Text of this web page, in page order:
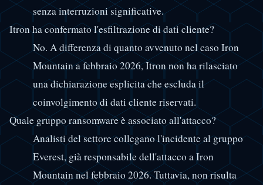
senza interruzioni significative.
Itron ha confermato l'esfiltrazione di dati cliente?
No. A differenza di quanto avvenuto nel caso Iron
Mountain a febbraio 2026, Itron non ha rilasciato
una dichiarazione esplicita che escluda il
coinvolgimento di dati cliente riservati.
Quale gruppo ransomware è associato all'attacco?
Analisti del settore collegano l'incidente al gruppo
Everest, già responsabile dell'attacco a Iron
Mountain nel febbraio 2026. Tuttavia, non risulta